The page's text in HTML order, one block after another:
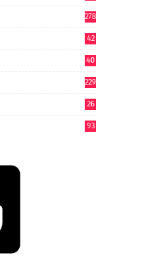
278
42
40
229
26
93